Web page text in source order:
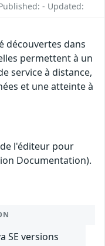
- Updated:
découvertes dans
permettent à un
service à distance,
et une atteinte à
l'éditeur pour
Documentation).
SE versions